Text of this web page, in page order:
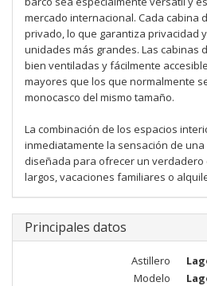
mercado internacional. Cada cabina
privado, lo que garantiza privacidad
unidades más grandes. Las cabinas
bien ventiladas y fácilmente
mayores que los que normalmente
monocasco del mismo tamaño.
La combinación de los espacios
inmediatamente la sensación de
diseñada para ofrecer un
largos, vacaciones familiares o
Principales datos
Astillero
Modelo